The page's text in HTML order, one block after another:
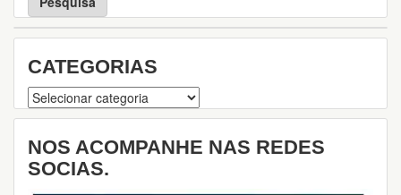
u
i
a
CATEGORIAS
Categorias
NOS ACOMPANHE NAS REDES
SOCIAS.